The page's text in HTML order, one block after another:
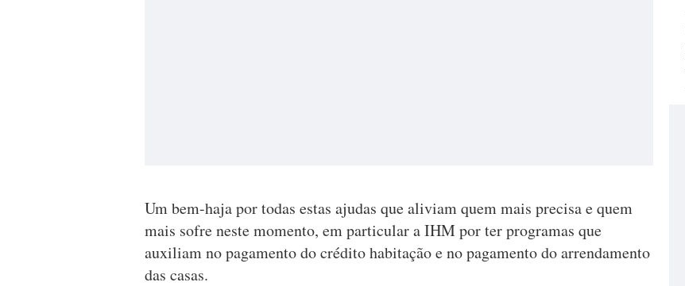
Um bem-haja por todas estas ajudas que aliviam quem mais precisa e quem
mais sofre neste momento, em particular a IHM por ter programas que
auxiliam no pagamento do crédito habitação e no pagamento do arrendamento
das casas.